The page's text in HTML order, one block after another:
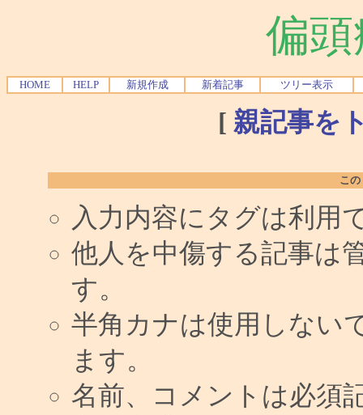
偏
HOME HELP 新規作成 新着記事 ツリー表示
[ 親記事を
こ
入力内容にタグは利用
他人を中傷する記事は
す。
半角カナは使用しない
ます。
名前、コメントは必須